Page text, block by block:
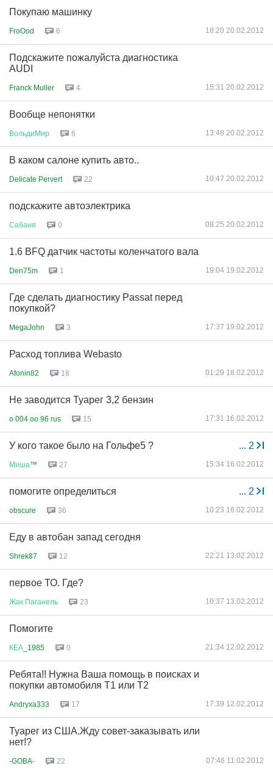
Покупаю машинку
FroOod 6 18:20 20.02.2012
Подскажите пожалуйста диагностика
AUDI
Franck Muller 4 15:31 20.02.2012
Вообще непонятки
ВольдиМир 6 13:48 20.02.2012
В каком салоне купить авто..
Delicate Pervert 22 10:47 20.02.2012
подскажите автоэлектрика
Сабаня 0 08:25 20.02.2012
1.6 BFQ датчик частоты коленчатого вала
Den75m 1 19:04 19.02.2012
Где сделать диагностику Passat перед
покупкой?
MegaJohn 3 17:37 19.02.2012
Расход топлива Webasto
Afonin82 18 01:29 18.02.2012
Не заводится Туарег 3,2 бензин
o 004 oo 96 rus 15 17:31 16.02.2012
... 2
У кого такое было на Гольфе5 ?
Миша™ 27 15:34 16.02.2012
... 2
помогите определиться
obscure 36 10:23 16.02.2012
Еду в автобан запад сегодня
Shrek87 12 22:21 13.02.2012
первое ТО. Где?
Жак Паганель 23 10:37 13.02.2012
Помогите
КЕА _1985 0 21:34 12.02.2012
Ребята!! Нужна Ваша помощь в поисках и
покупки автомобиля Т1 или Т2
Andryxa333 17 17:39 12.02.2012
Туарег из США.Жду совет-заказывать или
нет!?
-GOBA- 22 07:46 11.02.2012